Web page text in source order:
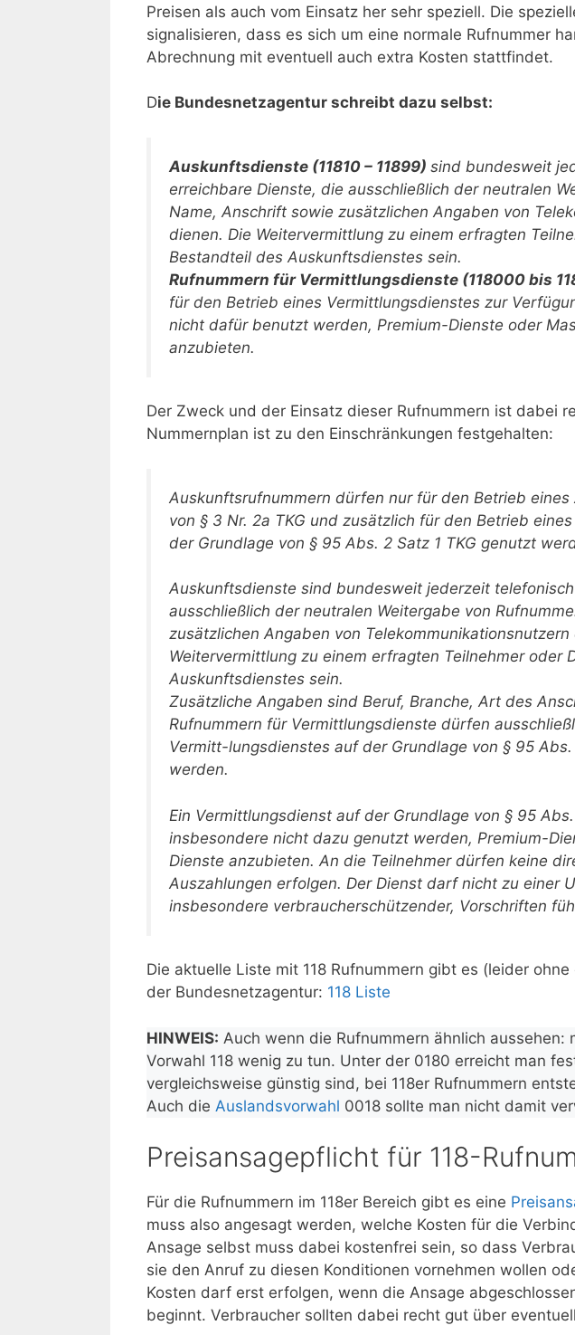
Preisen als auch vom Einsatz her sehr speziell. Die
signalisieren, dass es sich um eine normale Rufnummer
Abrechnung mit eventuell auch extra Kosten stattfindet.
Die Bundesnetzagentur schreibt dazu selbst:
Auskunftsdienste (11810 – 11899) sind bundesweit
erreichbare Dienste, die ausschließlich der neutralen
Name, Anschrift sowie zusätzlichen Angaben von
dienen. Die Weitervermittlung zu einem erfragten
Bestandteil des Auskunftsdienstes sein.
Rufnummern für Vermittlungsdienste (118000 bis
für den Betrieb eines Vermittlungsdienstes zur
nicht dafür benutzt werden, Premium-Dienste oder
anzubieten.
Der Zweck und der Einsatz dieser Rufnummern ist dabei
Nummernplan ist zu den Einschränkungen festgehalten:
Auskunftsrufnummern dürfen nur für den Betrieb
von § 3 Nr. 2a TKG und zusätzlich für den Betrieb
der Grundlage von § 95 Abs. 2 Satz 1 TKG genutzt
Auskunftsdienste sind bundesweit jederzeit
ausschließlich der neutralen Weitergabe von
zusätzlichen Angaben von Telekommunikationsnutzern
Weitervermittlung zu einem erfragten Teilnehmer oder
Auskunftsdienstes sein.
Zusätzliche Angaben sind Beruf, Branche, Art des
Rufnummern für Vermittlungsdienste dürfen
Vermitt-lungsdienstes auf der Grundlage von § 95
werden.
Ein Vermittlungsdienst auf der Grundlage von § 95
insbesondere nicht dazu genutzt werden, Premium-
Dienste anzubieten. An die Teilnehmer dürfen keine
Auszahlungen erfolgen. Der Dienst darf nicht zu einer
insbesondere verbraucherschützender, Vorschriften
Die aktuelle Liste mit 118 Rufnummern gibt es (leider
der Bundesnetzagentur: 118 Liste
HINWEIS: Auch wenn die Rufnummern ähnlich aussehen:
Vorwahl 118 wenig zu tun. Unter der 0180 erreicht man
vergleichsweise günstig sind, bei 118er Rufnummern
Auch die Auslandsvorwahl 0018 sollte man nicht damit
Preisansagepflicht für 118-
Für die Rufnummern im 118er Bereich gibt es eine
muss also angesagt werden, welche Kosten für die
Ansage selbst muss dabei kostenfrei sein, so dass
sie den Anruf zu diesen Konditionen vornehmen wollen
Kosten darf erst erfolgen, wenn die Ansage
beginnt. Verbraucher sollten dabei recht gut über